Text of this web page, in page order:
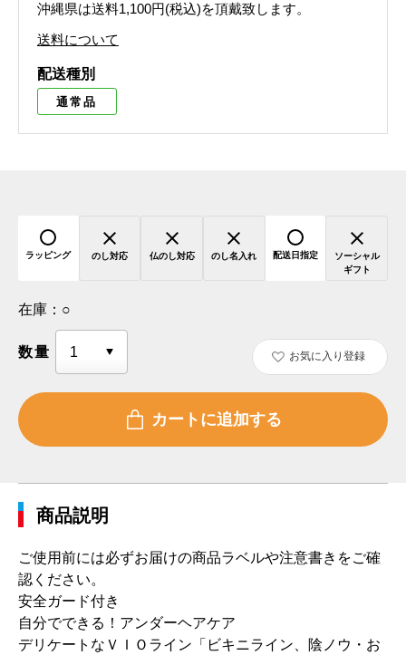
沖縄県は送料1,100円(税込)を頂戴致します。
送料について
配送種別
通常品
ラッピング のし対応 仏のし対応 のし名入れ 配送日指定
ソーシャル
ギフト
在庫： ○
数量 お気に入り登録
商品説明
ご使用前には必ずお届けの商品ラベルや注意書きをご確
認ください。
安全ガード付き
自分でできる！アンダーヘアケア
デリケートなＶＩＯライン「ビキニライン、陰ノウ・お